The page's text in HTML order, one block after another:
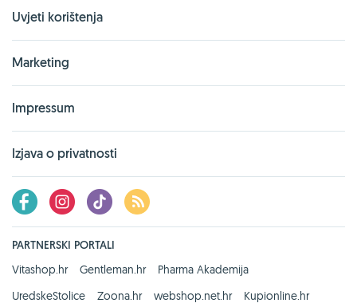
Uvjeti korištenja
Marketing
Impressum
Izjava o privatnosti
PARTNERSKI PORTALI
Vitashop.hr
Gentleman.hr
Pharma Akademija
UredskeStolice
Zoona.hr webshop.net.hr Kupionline.hr